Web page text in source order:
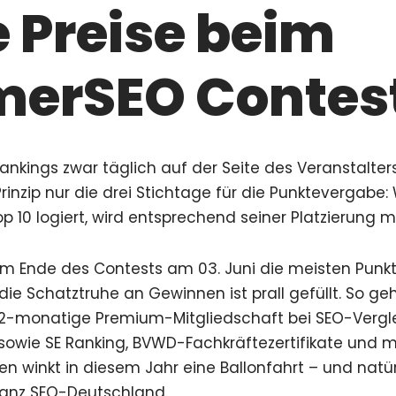
Preise beim
zwar täglich auf der Seite des
nur die drei Stichtage für die Punktevergabe:
10 logiert, wird entsprechend seiner Platzierung
Ende des Contests am 03. Juni die meisten
Schatztruhe an Gewinnen ist prall gefüllt. So
monatige Premium-Mitgliedschaft bei SEO-
SE Ranking, BVWD-Fachkräftezertifikate und
winkt in diesem Jahr eine Ballonfahrt – und